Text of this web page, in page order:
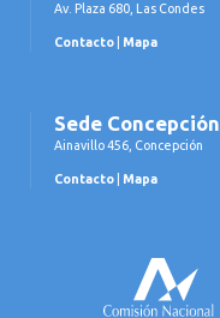
Av. Plaza 680, Las Condes
Contacto Mapa
Sede Concepción
Ainavillo 456, Concepción
Contacto Mapa